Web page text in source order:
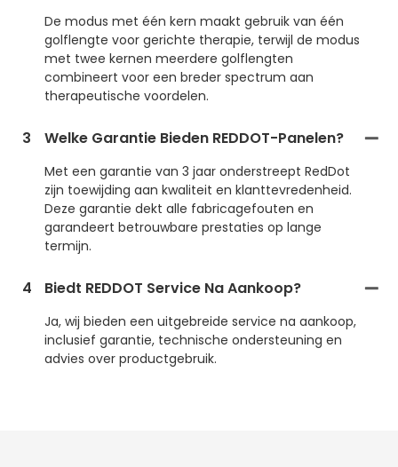
De modus met één kern maakt gebruik van één
golflengte voor gerichte therapie, terwijl de modus
met twee kernen meerdere golflengten
combineert voor een breder spectrum aan
therapeutische voordelen.
3 Welke Garantie Bieden REDDOT-Panelen?
Met een garantie van 3 jaar onderstreept RedDot
zijn toewijding aan kwaliteit en klanttevredenheid.
Deze garantie dekt alle fabricagefouten en
garandeert betrouwbare prestaties op lange
termijn.
4 Biedt REDDOT Service Na Aankoop?
Ja, wij bieden een uitgebreide service na aankoop,
inclusief garantie, technische ondersteuning en
advies over productgebruik.